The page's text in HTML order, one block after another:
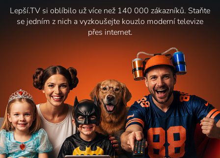
Lepší.TV si oblíbilo už více než 140 000 zákazníků. Staňte
se jedním z nich a vyzkoušejte kouzlo moderní televize
přes internet.